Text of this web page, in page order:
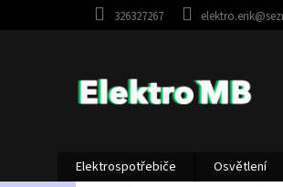
326327267
Elektrospotřebiče Osvětlení